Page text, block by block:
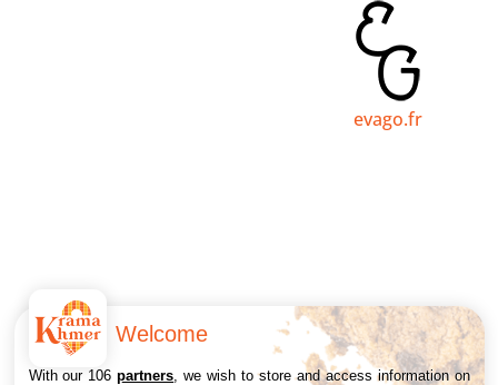
evago.fr
Welcome
With our 106partners , we wish to store and access information on